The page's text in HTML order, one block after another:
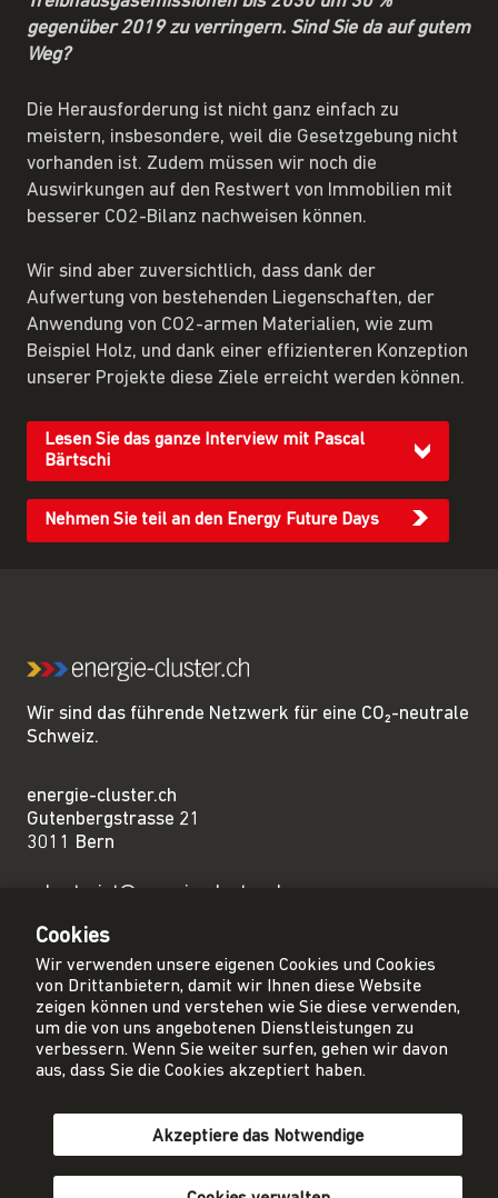
gegenüber 2019 zu verringern. Sind Sie da auf gutem
Weg?
Die Herausforderung ist nicht ganz einfach zu
meistern, insbesondere, weil die Gesetzgebung nicht
vorhanden ist. Zudem müssen wir noch die
Auswirkungen auf den Restwert von Immobilien mit
besserer CO2-Bilanz nachweisen können.
Wir sind aber zuversichtlich, dass dank der
Aufwertung von bestehenden Liegenschaften, der
Anwendung von CO2-armen Materialien, wie zum
Beispiel Holz, und dank einer effizienteren Konzeption
unserer Projekte diese Ziele erreicht werden können.
Lesen Sie das ganze Interview mit Pascal
Bärtschi
Nehmen Sie teil an den Energy Future Days
Wir sind das führende Netzwerk für eine CO₂-neutrale
Schweiz.
energie-cluster.ch
Gutenbergstrasse 21
3011 Bern
sekretariat@energie-cluster.ch
Privacy Policy
Impressum
AGB
Mitglied werden
Cookies
Wir verwenden unsere eigenen Cookies und Cookies
von Drittanbietern, damit wir Ihnen diese Website
zeigen können und verstehen wie Sie diese verwenden,
um die von uns angebotenen Dienstleistungen zu
verbessern. Wenn Sie weiter surfen, gehen wir davon
aus, dass Sie die Cookies akzeptiert haben.
Akzeptiere das Notwendige